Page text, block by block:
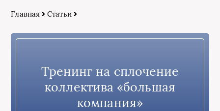
Главная Статьи
Тренинг на сплочение
коллектива «большая
компания»